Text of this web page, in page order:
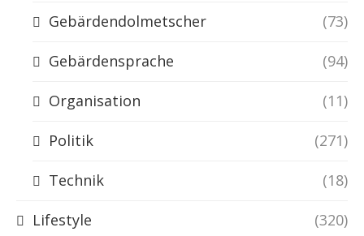
Gebärdendolmetscher (73)
Gebärdensprache (94)
Organisation (11)
Politik (271)
Technik (18)
Lifestyle (320)